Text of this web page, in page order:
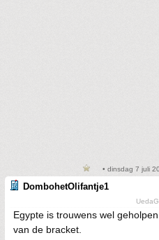
• dinsdag 7 juli
DombohetOlifantje1
Egypte is trouwens wel
van de bracket.